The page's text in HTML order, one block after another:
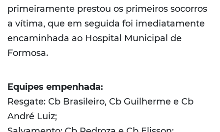
primeiramente prestou os primeiros socorros
a vítima, que em seguida foi imediatamente
encaminhada ao Hospital Municipal de
Formosa.
Equipes empenhada:
Resgate: Cb Brasileiro, Cb Guilherme e Cb
André Luiz;